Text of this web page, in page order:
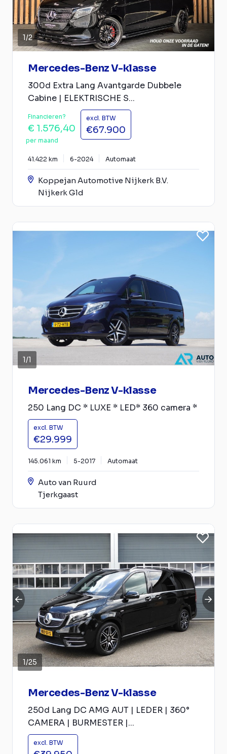
1/2
Mercedes-Benz V-klasse
300d Extra Lang Avantgarde Dubbele
Cabine | ELEKTRISCHE S...
Financieren?
€ 1.576,40
per maand
excl. BTW
€67.900
41.422 km 6-2024 Automaat
Koppejan Automotive Nijkerk B.V.
Nijkerk Gld
1/1
Mercedes-Benz V-klasse
250 Lang DC * LUXE * LED* 360 camera *
excl. BTW
€29.999
145.061 km 5-2017 Automaat
Auto van Ruurd
Tjerkgaast
1/25
Mercedes-Benz V-klasse
250d Lang DC AMG AUT | LEDER | 360°
CAMERA | BURMESTER |...
excl. BTW